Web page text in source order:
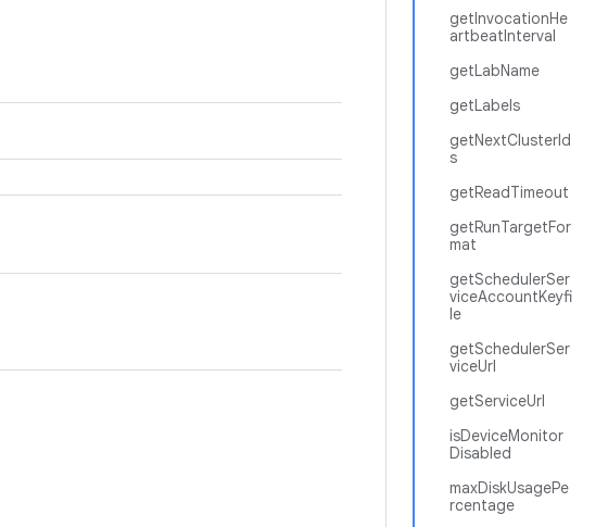
getInvocationHe
artbeatInterval
getLabName
getLabels
getNextClusterId
s
getReadTimeout
getRunTargetFor
mat
getSchedulerSer
viceAccountKeyfi
le
getSchedulerSer
viceUrl
getServiceUrl
isDeviceMonitor
Disabled
maxDiskUsagePe
rcentage